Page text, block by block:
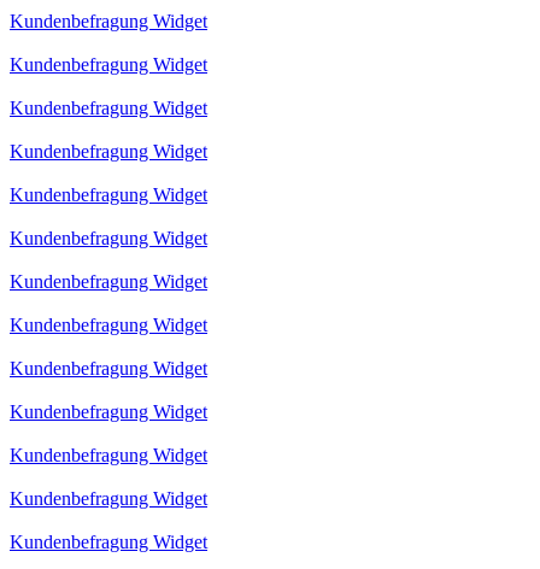
Kundenbefragung Widget
Kundenbefragung Widget
Kundenbefragung Widget
Kundenbefragung Widget
Kundenbefragung Widget
Kundenbefragung Widget
Kundenbefragung Widget
Kundenbefragung Widget
Kundenbefragung Widget
Kundenbefragung Widget
Kundenbefragung Widget
Kundenbefragung Widget
Kundenbefragung Widget